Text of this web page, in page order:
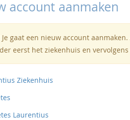
account aanmaken
Je gaat een nieuw account
eerst het ziekenhuis en
Ziekenhuis
Laurentius